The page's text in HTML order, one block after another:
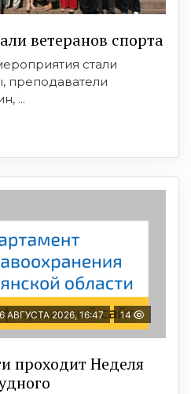
ветеранов спорта
стали
преподаватели
...
6 АВГУСТА 2026, 16:47 14
проходит Неделя